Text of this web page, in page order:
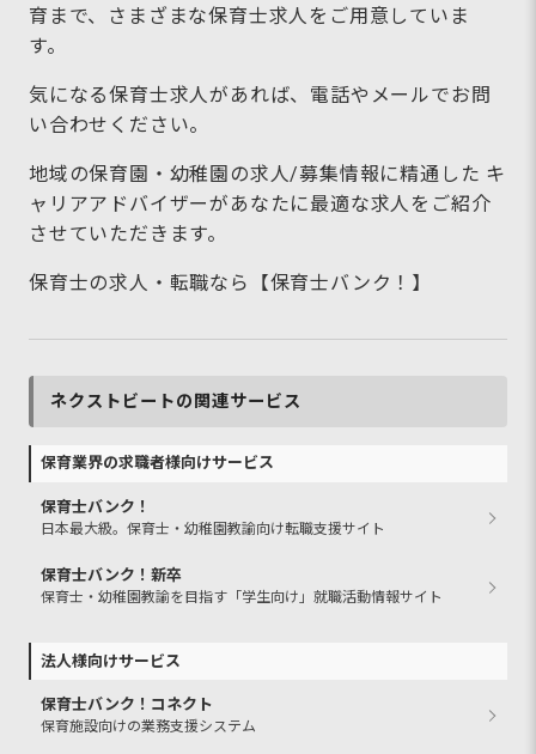
育まで、さまざまな保育士求人をご用意していま
す。
気になる保育士求人があれば、電話やメールでお問
い合わせください。
地域の保育園・幼稚園の求人/募集情報に精通した キ
ャリアアドバイザーがあなたに最適な求人をご紹介
させていただきます。
保育士の求人・転職なら【保育士バンク！】
ネクストビートの関連サービス
保育業界の求職者様向けサービス
保育士バンク！
日本最大級。保育士・幼稚園教諭向け転職支援サイト
保育士バンク！新卒
保育士・幼稚園教諭を目指す「学生向け」就職活動情報サイト
法人様向けサービス
保育士バンク！コネクト
保育施設向けの業務支援システム